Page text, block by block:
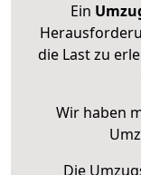
Ein
die Last zu
Wir haben
Die